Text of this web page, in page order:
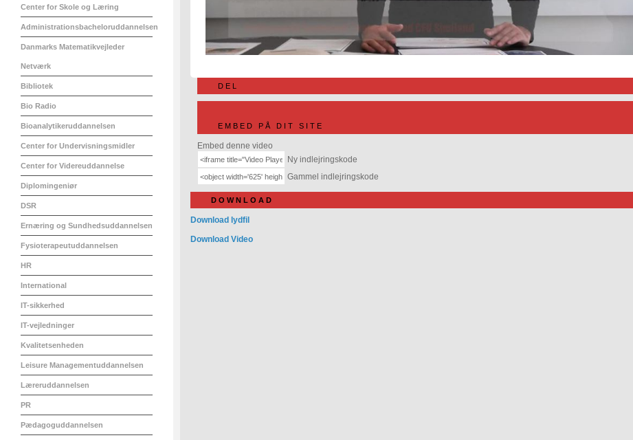
Center for Skole og Læring
Administrationsbacheloruddannelsen
Danmarks Matematikvejleder
Netværk
Bibliotek
Bio Radio
Bioanalytikeruddannelsen
Center for Undervisningsmidler
Center for Videreuddannelse
Diplomingeniør
DSR
Ernæring og Sundhedsuddannelsen
Fysioterapeutuddannelsen
HR
International
IT-sikkerhed
IT-vejledninger
Kvalitetsenheden
Leisure Managementuddannelsen
Læreruddannelsen
PR
Pædagoguddannelsen
DEL
EMBED PÅ DIT SITE
Embed denne video
Ny indlejringskode
Gammel indlejringskode
DOWNLOAD
Download lydfil
Download Video